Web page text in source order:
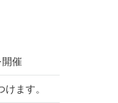
催
ます。